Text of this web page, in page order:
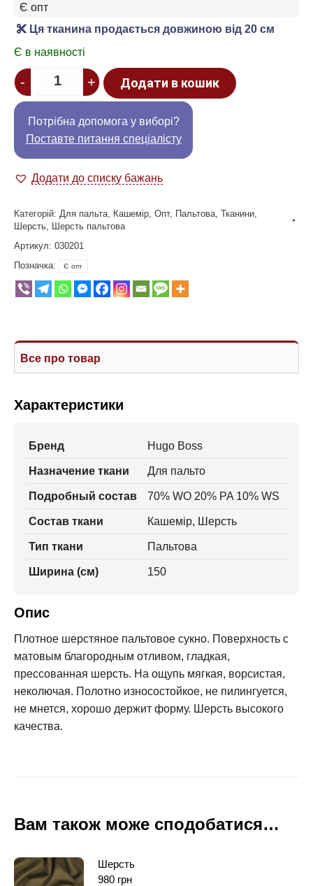
Є опт
Ця тканина продається довжиною від 20 см
Є в наявності
Quantity
- + Додати в кошик
Потрібна допомога у виборі?
Поставте питання спеціалісту
Додати до списку бажань
Категорій: Для пальта Кашемір Опт, Пальтова Тканини
Шерсть Шерсть пальтова
Артикул: 030201
Позначка:
Є опт
Все про товар
Характеристики
Бренд Hugo Boss
Назначение ткани Для пальто
Подробный состав 70% WO 20% PA 10% WS
Состав ткани Кашемір, Шерсть
Тип ткани Пальтова
Ширина (см) 150
Опис
Плотное шерстяное пальтовое сукно. Поверхность с
матовым благородным отливом, гладкая,
прессованная шерсть. На ощупь мягкая, ворсистая,
неколючая. Полотно износостойкое, не пилингуется,
не мнется, хорошо держит форму. Шерсть высокого
качества.
Вам також може сподобатися…
Шерсть
980 грн